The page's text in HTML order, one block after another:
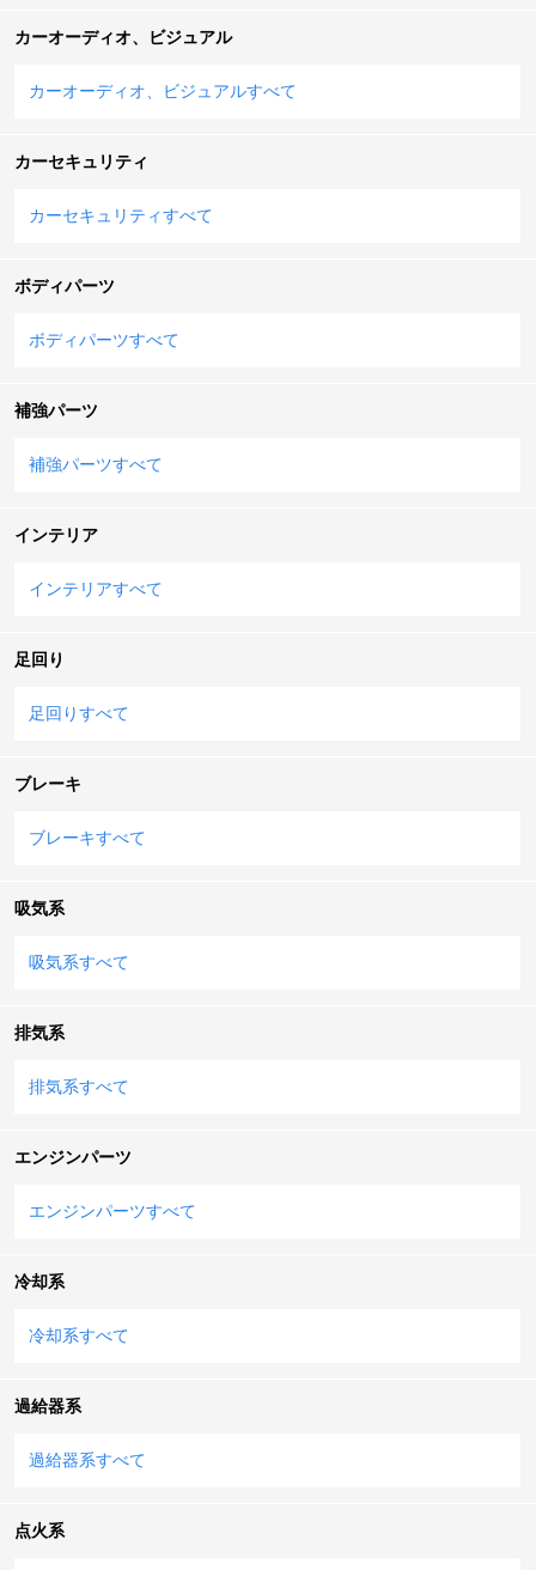
カーオーディオ、ビジュアル
カーオーディオ、ビジュアルすべて
カーセキュリティ
カーセキュリティすべて
ボディパーツ
ボディパーツすべて
補強パーツ
補強パーツすべて
インテリア
インテリアすべて
足回り
足回りすべて
ブレーキ
ブレーキすべて
吸気系
吸気系すべて
排気系
排気系すべて
エンジンパーツ
エンジンパーツすべて
冷却系
冷却系すべて
過給器系
過給器系すべて
点火系